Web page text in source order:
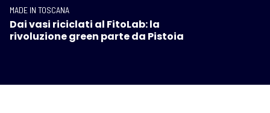
MADE IN TOSCANA
Dai vasi riciclati al FitoLab: la
rivoluzione green parte da Pistoia